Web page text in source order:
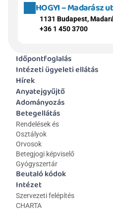
HOGYI – Madarász
1131 Budapest,
+36 1 450 3700
Időpontfoglalás
Intézeti ügyeleti ellátás
Hírek
Anyatejgyűjtő
Adományozás
Betegellátás
Rendelések és
Osztályok
Orvosok
Betegjogi képviselő
Gyógyszertár
Beutaló kódok
Intézet
Szervezeti felépítés
CHARTA